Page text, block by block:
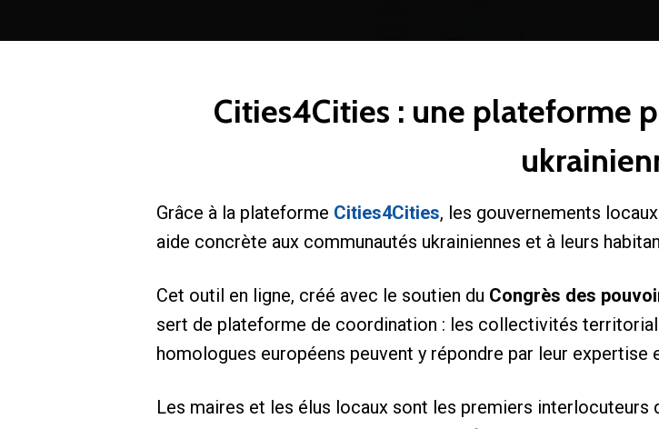
Cities4Cities : une plateforme
Grâce à la plateforme Cities4Cities, les gouvernements
aide concrète aux communautés ukrainiennes et à leurs
Cet outil en ligne, créé avec le soutien du Congrès des
sert de plateforme de coordination : les collectivités
homologues européens peuvent y répondre par leur expertise
Les maires et les élus locaux sont les premiers